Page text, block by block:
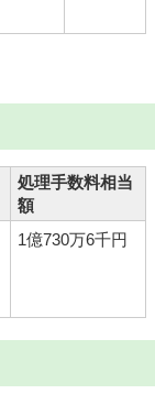
処理手数料相当
額
1億730万6千円